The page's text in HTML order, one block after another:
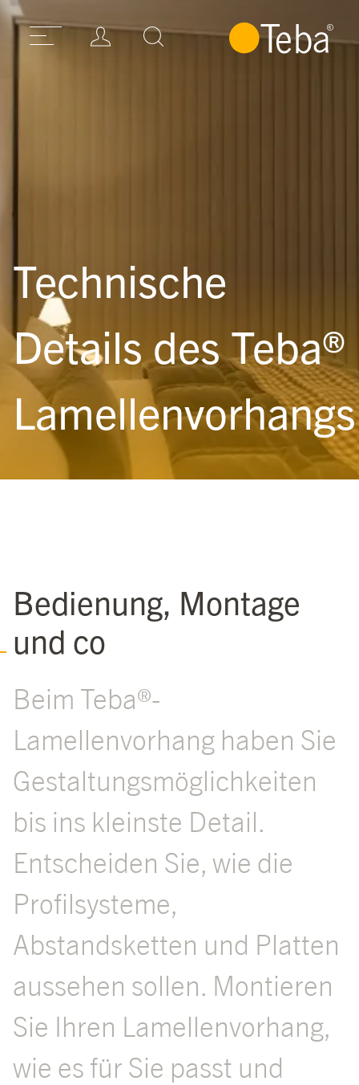
Technische
Details des Teba®
Lamellenvorhangs
Bedienung, Montage
und co
Beim Teba®-
Lamellenvorhang haben Sie
Gestaltungsmöglichkeiten
bis ins kleinste Detail.
Entscheiden Sie, wie die
Profilsysteme,
Abstandsketten und Platten
aussehen sollen. Montieren
Sie Ihren Lamellenvorhang,
wie es für Sie passt und